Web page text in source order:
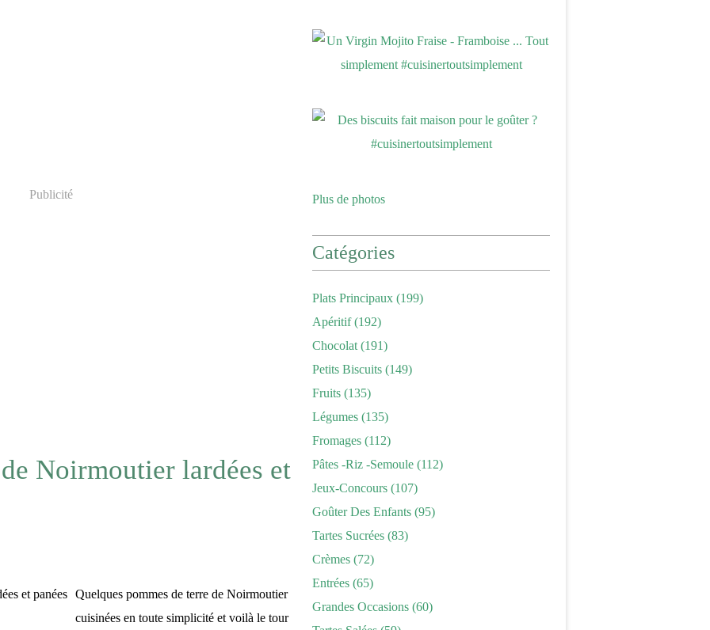
Publicité
Noirmoutier lardées et
Quelques pommes de terre de Noirmoutier
cuisinées en toute simplicité et voilà le tour
Plus de photos
Catégories
Plats Principaux (199)
Apéritif(192)
Chocolat (191)
Petits Biscuits (149)
Fruits (135)
Légumes (135)
Fromages (112)
Pâtes -riz -semoule (112)
Jeux-Concours (107)
Goûter Des Enfants (95)
Tartes Sucrées (83)
Crèmes (72)
Entrées (65)
Grandes Occasions (60)